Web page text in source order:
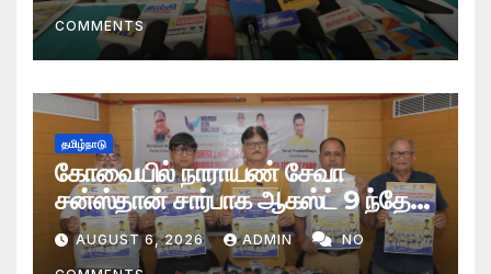
COMMENTS
தமிழ்நாடு
கோவையில் நாராயண் சேவா
சன்ஸ்தான் சார்பாக ஆகஸ்ட் 9 ந்தேதி
மாபெரும் இலவச செயற்கை மூட்டு
வழங்கும் முகாம்
AUGUST 6, 2026 ADMIN NO